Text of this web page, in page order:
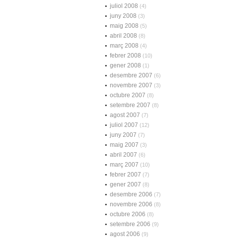
juliol 2008 (4)
juny 2008 (3)
maig 2008 (5)
abril 2008 (8)
març 2008 (4)
febrer 2008 (10)
gener 2008 (1)
desembre 2007 (6)
novembre 2007 (3)
octubre 2007 (8)
setembre 2007 (8)
agost 2007 (7)
juliol 2007 (12)
juny 2007 (7)
maig 2007 (3)
abril 2007 (6)
març 2007 (10)
febrer 2007 (7)
gener 2007 (8)
desembre 2006 (7)
novembre 2006 (8)
octubre 2006 (8)
setembre 2006 (9)
agost 2006 (9)